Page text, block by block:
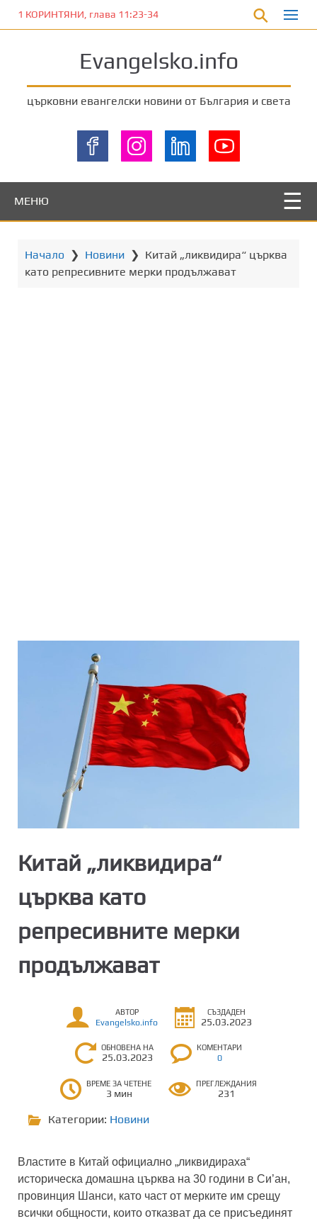
1 КОРИНТЯНИ, глава 11:23-34
Evangelsko.info
църковни евангелски новини от България и света
МЕНЮ
Начало ❯ Новини ❯ Китай „ликвидира“ църква
като репресивните мерки продължават
Китай „ликвидира“
църква като
репресивните мерки
продължават
АВТОР
Evangelsko.info
СЪЗДАДЕН
25.03.2023
ОБНОВЕНА НА
25.03.2023
КОМЕНТАРИ
0
ВРЕМЕ ЗА ЧЕТЕНЕ
3 мин
ПРЕГЛЕЖДАНИЯ
231
Категории: Новини
Властите в Китай официално „ликвидираха“
историческа домашна църква на 30 години в Си’ан,
провинция Шанси, като част от мерките им срещу
всички общности, които отказват да се присъединят